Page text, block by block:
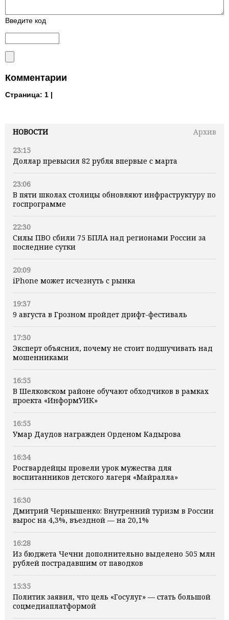
НОВОСТИ
Архив
23:15
Доллар превысил 82 рубля впервые с марта
23:06
В пяти школах столицы обновляют инфраструктуру по
госпрограмме
22:30
Силы ПВО сбили 75 БПЛА над регионами России за
последние сутки
20:09
iPhone может исчезнуть с рынка
19:37
9 августа в Грозном пройдет дрифт-фестиваль
17:30
Эксперт объяснил, почему не стоит подшучивать над
мошенниками
16:55
В Шелковском районе обучают обходчиков в рамках
проекта «ИнформУИК»
16:55
Умар Даудов награжден Орденом Кадырова
16:34
Росгвардейцы провели урок мужества для
воспитанников детского лагеря «Майралла»
16:30
Дмитрий Чернышенко: Внутренний туризм в России
вырос на 4,3%, въездной — на 20,1%
16:28
Из бюджета Чечни дополнительно выделено 505 млн
рублей пострадавшим от паводков
15:35
Политик заявил, что цель «Госулуг» — стать большой
соцмедиаплатформой
Введите код
Комментарии
Страница: 1 |